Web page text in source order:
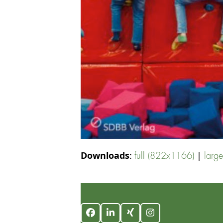
Downloads: full (822x1166) |
FacebookLinkedInXing Instagram